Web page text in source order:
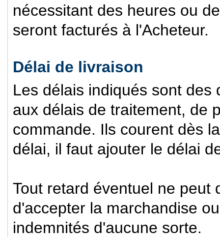
nécessitant des heures ou
seront facturés à l'Acheteur.
Délai de livraison
Les délais indiqués sont
aux délais de traitement, de
commande. Ils courent dès
délai, il faut ajouter le délai
Tout retard éventuel ne peut
d'accepter la marchandise
indemnités d'aucune sorte.